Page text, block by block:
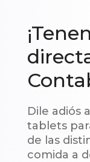
Dile adiós
tablets
de las
comida a